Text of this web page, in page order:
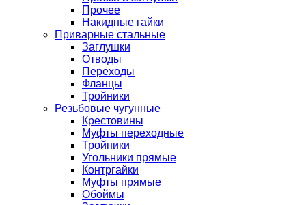
Прочее
Накидные гайки
Приварные стальные
Заглушки
Отводы
Переходы
Фланцы
Тройники
Резьбовые чугунные
Крестовины
Муфты переходные
Тройники
Угольники прямые
Контргайки
Муфты прямые
Обоймы